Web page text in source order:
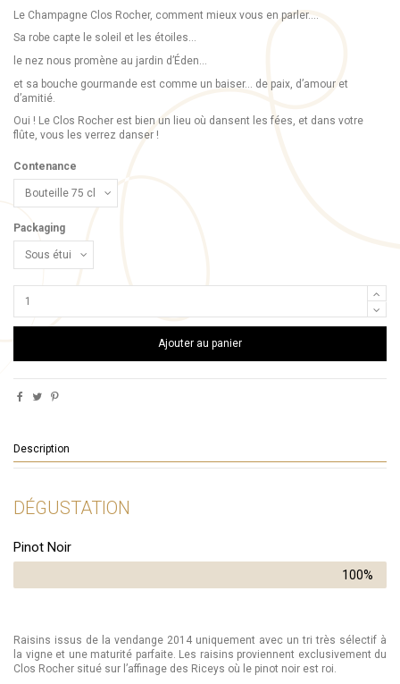
Le Champagne Clos Rocher, comment mieux vous en parler....
Sa robe capte le soleil et les étoiles…
le nez nous promène au jardin d’Éden…
et sa bouche gourmande est comme un baiser… de paix, d’amour et
d’amitié.
Oui ! Le Clos Rocher est bien un lieu où dansent les fées, et dans votre
flûte, vous les verrez danser !
Contenance
Packaging
Ajouter au panier
Description
DÉGUSTATION
Pinot Noir
100%
Raisins issus de la vendange 2014 uniquement avec un tri très sélectif à
la vigne et une maturité parfaite. Les raisins proviennent exclusivement du
Clos Rocher situé sur l’affinage des Riceys où le pinot noir est roi.